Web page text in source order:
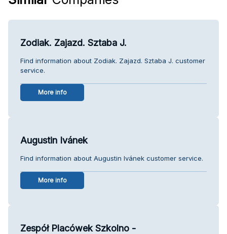
Zodiak. Zajazd. Sztaba J.
Find information about Zodiak. Zajazd. Sztaba J. customer
service.
More info
Augustin Ivánek
Find information about Augustin Ivánek customer service.
More info
Zespół Placówek Szkolno -